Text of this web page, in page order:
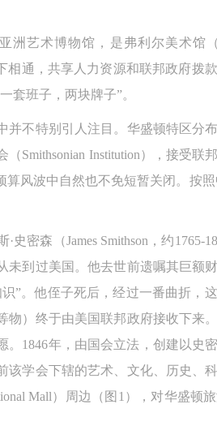
艺术博物馆，是弗利尔美术馆
相通，共享人力资源和联邦政府拨
套班子，两块牌子”。
并不特别引人注目。华盛顿特区分
Smithsonian Institution），接受
算风波中自然也不免短暂关闭。按
史密森（James Smithson，约
未到过美国。他去世前遗嘱其巨额
”。他侄子死后，经过一番曲折，
物）终于由美国联邦政府接收下来
。1846年，由国会立法，创建以史
该学会下辖的艺术、文化、历史、
Mall）周边（图1），对华盛顿